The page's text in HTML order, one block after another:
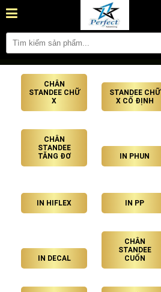
CHÂN
STANDEE CHỮ
X
STANDEE CHỮ
X CỐ ĐỊNH
CHÂN
STANDEE
TĂNG ĐƠ
IN PHUN
IN HIFLEX IN PP
IN DECAL
CHÂN
STANDEE
CUỐN